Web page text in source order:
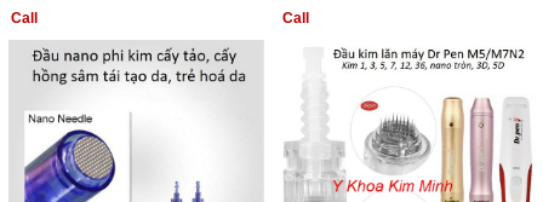
Call Call